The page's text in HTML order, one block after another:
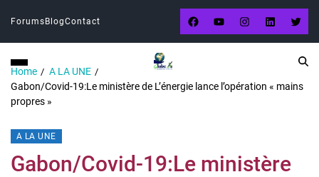
Forums BlogContact
Home
A LA UNE
Gabon/Covid-19:Le ministère de L’énergie lance l’opération « mains
propres »
A LA UNE
Gabon/Covid-19:Le ministère